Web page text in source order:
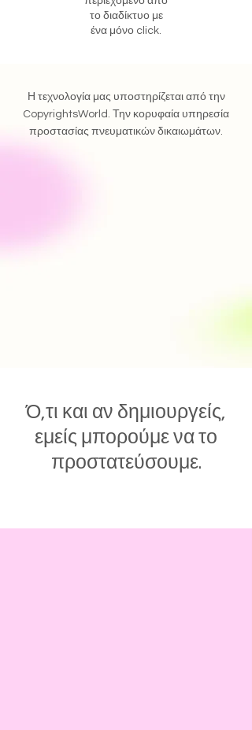
το διαδίκτυο με
ένα μόνο click.
Η τεχνολογία μας υποστηρίζεται από την
CopyrightsWorld. Την κορυφαία υπηρεσία
προστασίας πνευματικών δικαιωμάτων.
Ό,τι και αν δημιουργείς,
εμείς μπορούμε να το
προστατεύσουμε.